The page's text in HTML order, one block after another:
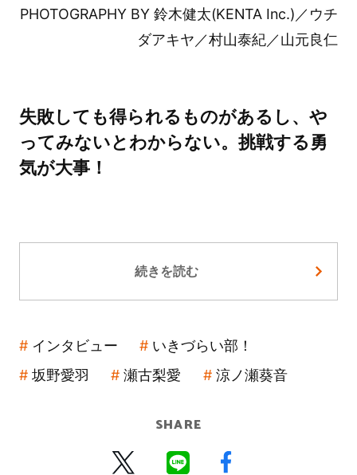
PHOTOGRAPHY BY 鈴木健太(KENTA Inc.)／ウチ
ダアキヤ／村山泰紀／山元良仁
失敗しても得られるものがあるし、や
ってみないとわからない。挑戦する勇
気が大事！
続きを読む
インタビュー
いきづらい部！
坂野愛羽
瀬古梨愛 涼ノ瀬葵音
SHARE